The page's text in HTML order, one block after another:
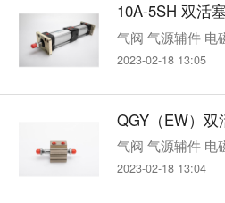
10A-5SH 双活
气阀 气源辅件 电
2023-02-18 13:05
QGY（EW）
气阀 气源辅件 电
2023-02-18 13:04